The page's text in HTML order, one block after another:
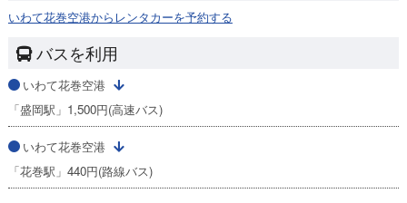
いわて花巻空港からレンタカーを予約する
バスを利用
いわて花巻空港
「盛岡駅」1,500円(高速バス)
いわて花巻空港
「花巻駅」440円(路線バス)